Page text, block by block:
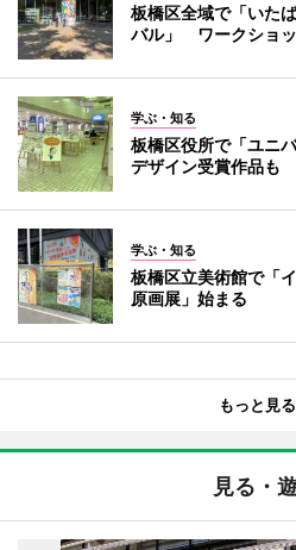
板橋区全域で「いた
バル」 ワークショ
学ぶ・知る
板橋区役所で「ユニ
デザイン受賞作品も
学ぶ・知る
板橋区立美術館で「
原画展」始まる
もっと見る
見る・